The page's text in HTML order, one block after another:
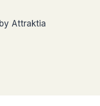
Attraktia